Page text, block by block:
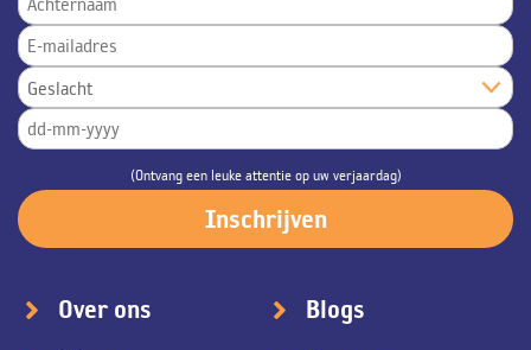
(Ontvang een leuke attentie op uw verjaardag)
Over ons
Blogs